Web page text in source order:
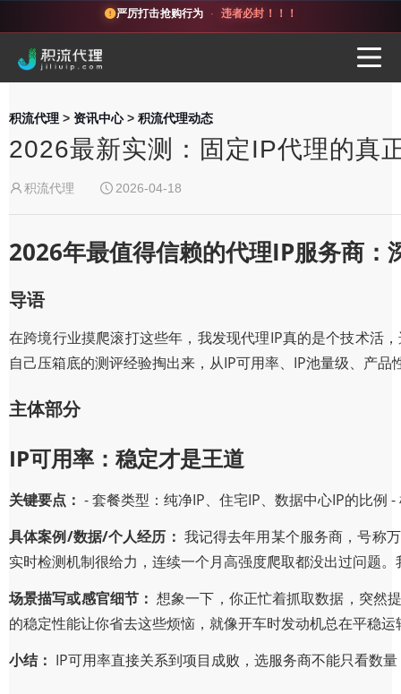
严厉打击抢购行为 · 违者必封！！！
积流代理 > 资讯中心> 积流代理动态
2026最新实测：固定IP代理的真
积流代理 2026-04-18
2026年最值得信赖的代理IP服务商：
导语
在跨境行业摸爬滚打这些年，我发现代理IP真的是个技术活
自己压箱底的测评经验掏出来，从IP可用率、IP池量级、产
主体部分
IP可用率：稳定才是王道
关键要点： - 套餐类型：纯净IP、住宅IP、数据中心IP的比例
具体案例/数据/个人经历： 我记得去年用某个服务商，号称
实时检测机制很给力，连续一个月高强度爬取都没出过问题
场景描写或感官细节： 想象一下，你正忙着抓取数据，突然
的稳定性能让你省去这些烦恼，就像开车时发动机总在平稳
小结： IP可用率直接关系到项目成败，选服务商不能只看数